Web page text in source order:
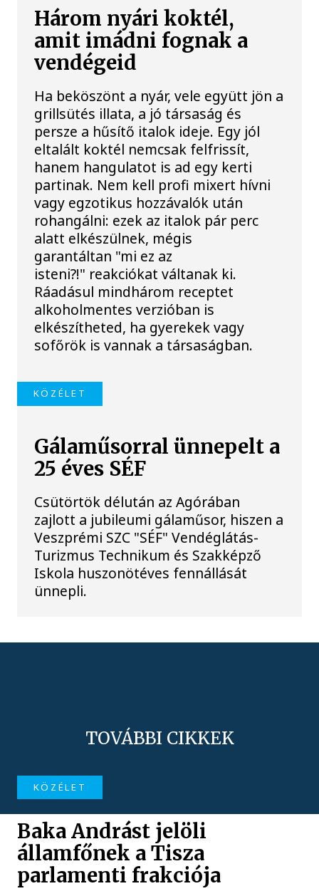
Három nyári koktél,
amit imádni fognak a
vendégeid
Ha beköszönt a nyár, vele együtt jön a
grillsütés illata, a jó társaság és
persze a hűsítő italok ideje. Egy jól
eltalált koktél nemcsak felfrissít,
hanem hangulatot is ad egy kerti
partinak. Nem kell profi mixert hívni
vagy egzotikus hozzávalók után
rohangálni: ezek az italok pár perc
alatt elkészülnek, mégis
garantáltan "mi ez az
isteni?!" reakciókat váltanak ki.
Ráadásul mindhárom receptet
alkoholmentes verzióban is
elkészítheted, ha gyerekek vagy
sofőrök is vannak a társaságban.
KÖZÉLET
Gálaműsorral ünnepelt a
25 éves SÉF
Csütörtök délután az Agórában
zajlott a jubileumi gálaműsor, hiszen a
Veszprémi SZC "SÉF" Vendéglátás-
Turizmus Technikum és Szakképző
Iskola huszonötéves fennállását
ünnepli.
TOVÁBBI CIKKEK
KÖZÉLET
Baka Andrást jelöli
államfőnek a Tisza
parlamenti frakciója